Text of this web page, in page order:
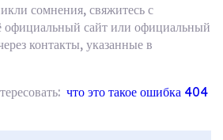
сомнения, свяжитесь с
официальный сайт или официальный
контакты, указанные в
что это такое ошибка 404